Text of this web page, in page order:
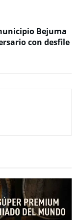
Bejuma
con desfile